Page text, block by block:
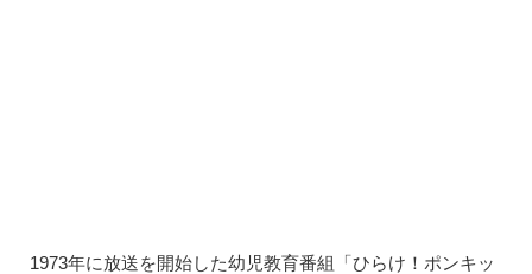
1973年に放送を開始した幼児教育番組「ひらけ！ポンキッ